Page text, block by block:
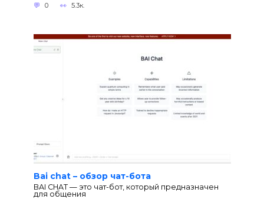
0 5.3к.
Bai chat – обзор чат-бота
BAI CHAT — это чат-бот, который предназначен
для общения